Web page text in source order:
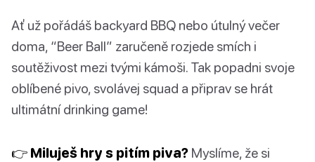
Ať už pořádáš backyard BBQ nebo útulný večer
doma, “Beer Ball” zaručeně rozjede smích i
soutěživost mezi tvými kámoši. Tak popadni svoje
oblíbené pivo, svolávej squad a připrav se hrát
ultimátní drinking game!
👉 Miluješ hry s pitím piva? Myslíme, že si